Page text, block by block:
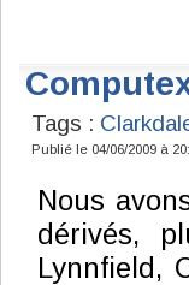
Tags :
Publié le 04/06/2009 à
Nous
dérivés,
Lynnfield,